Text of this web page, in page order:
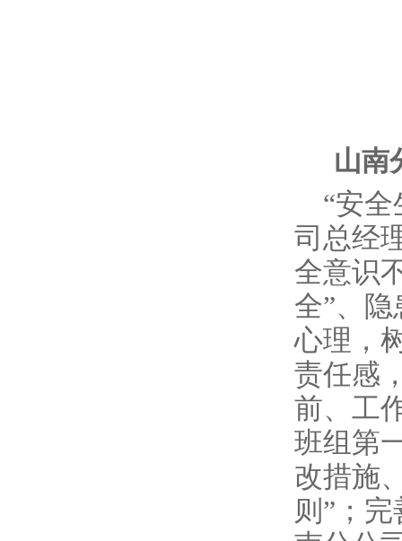
山南
“安
司总经
全意识
全”、
心理，
责任感
前、工
班组第
改措施
则”；